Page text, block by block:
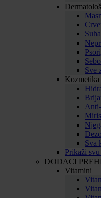
Sve
Kozmetika
Sva
Prikaži
DODACI
Vitamini